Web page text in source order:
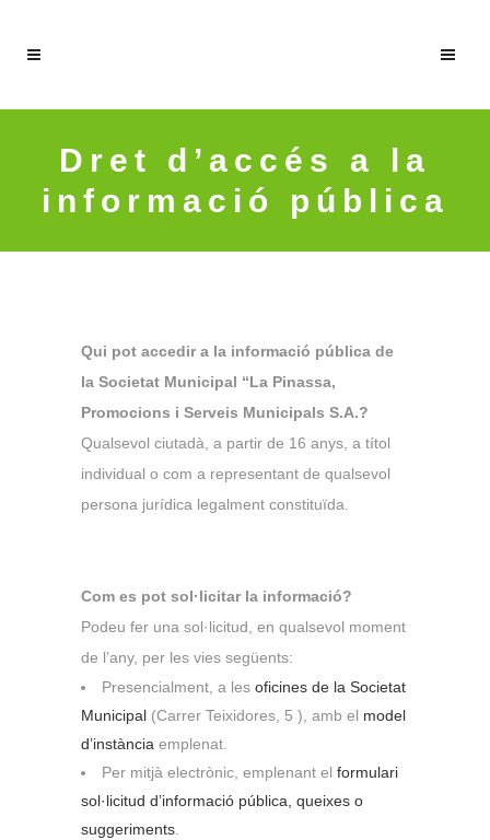
Dret d’accés a la
informació pública
Qui pot accedir a la informació pública de
la Societat Municipal “La Pinassa,
Promocions i Serveis Municipals S.A.?
Qualsevol ciutadà, a partir de 16 anys, a títol
individual o com a representant de qualsevol
persona jurídica legalment constituïda.
Com es pot sol·licitar la informació?
Podeu fer una sol·licitud, en qualsevol moment
de l’any, per les vies següents:
Presencialment, a les oficines de la Societat
Municipal (Carrer Teixidores, 5 ), amb el model
d’instància emplenat.
Per mitjà electrònic, emplenant el formulari
sol·licitud d’informació pública, queixes o
suggeriments